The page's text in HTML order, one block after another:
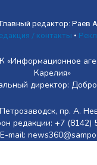
Главный редактор: Раев
/ контакты •
«Информационное
Карелия»
директор:
пр. А.
редакции: +7 (8142)
E-mail: